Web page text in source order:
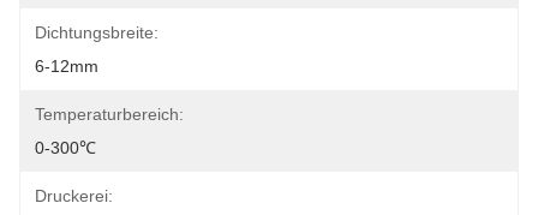
Dichtungsbreite:
6-12mm
Temperaturbereich:
0-300℃
Druckerei: